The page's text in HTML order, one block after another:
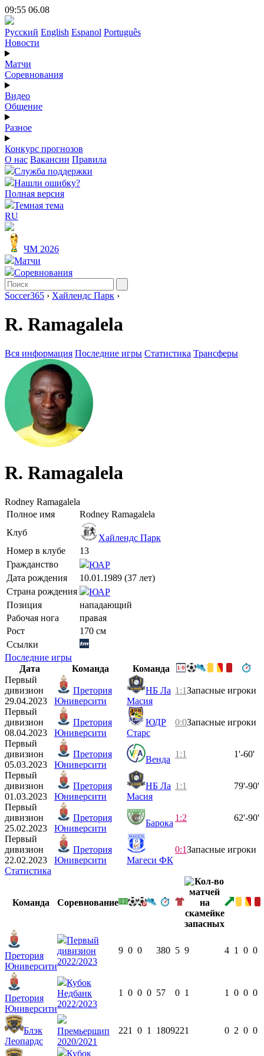
09:55 06.08
Русский English Espanol Português
Новости
Матчи
Соревнования
Видео
Общение
Разное
Конкурс прогнозов
О нас Вакансии Правила
Служба поддержки
Нашли ошибку?
Полная версия
Темная тема
RU
ЧМ 2026
Матчи
Соревнования
Soccer365 › Хайлендс Парк ›
R. Ramagalela
Вся информация Последние игры Статистика Трансферы
R. Ramagalela
Rodney Ramagalela
Полное имя
Rodney Ramagalela
Клуб
Хайлендс Парк
Номер в клубе
13
Гражданство
ЮАР
Дата рождения
10.01.1989 (37 лет)
Страна рождения
ЮАР
Позиция
нападающий
Рабочая нога
правая
Рост
170 см
Ссылки
Последние игры
Дата
Команда
Команда
Первый
дивизион
29.04.2023
Претория
Юниверсити
НБ Ла
Масия
1:1Запасные игроки
Первый
дивизион
08.04.2023
Претория
Юниверсити
ЮДР
Старс
0:0Запасные игроки
Первый
дивизион
05.03.2023
Претория
Юниверсити
Венда
1:1 1'-60'
Первый
дивизион
01.03.2023
Претория
Юниверсити
НБ Ла
Масия
1:1 79'-90'
Первый
дивизион
25.02.2023
Претория
Юниверсити
Барока
1:2 62'-90'
Первый
дивизион
22.02.2023
Претория
Юниверсити
Магеси ФК
0:1Запасные игроки
Статистика
Команда Соревнование
Претория
Юниверсити
Первый
дивизион
2022/2023
9 0 0 380 5 9 4 1 0 0
Претория
Юниверсити
Кубок
Недбанк
2022/2023
1 0 0 0 57 0 1 1 0 0 0
Блэк
Леопардс
Премьершип
2020/2021
221 0 1 1809221 0 2 0 0
Кубок